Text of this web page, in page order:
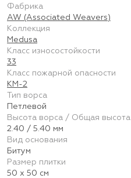
Фабрика
AW (Associated Weavers)
Коллекция
Medusa
Класс износостойкости
33
Класс пожарной опасности
КМ-2
Тип ворса
Петлевой
Высота ворса / Общая высота
2.40 / 5.40 мм
Вид основания
Битум
Размер плитки
50 х 50 см